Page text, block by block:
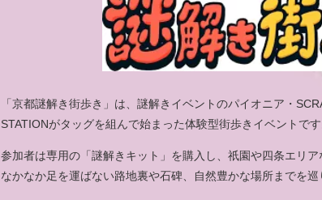
「京都謎解き街歩き」は、謎解きイベントのパイオニア・
STATIONがタッグを組んで始まった体験型街歩きイベントです
参加者は専用の「謎解きキット」を購入し、祇園や四条エリ
なかなか足を運ばない路地裏や石碑、自然豊かな場所までを巡